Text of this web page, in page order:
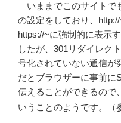
いままでこのサイトで
の設定をしており、
https://~に強制的に表示
したが、301リダイレク
号化されていない通信が
だとブラウザーに事前に
伝えることができるので
いうことのようです。（